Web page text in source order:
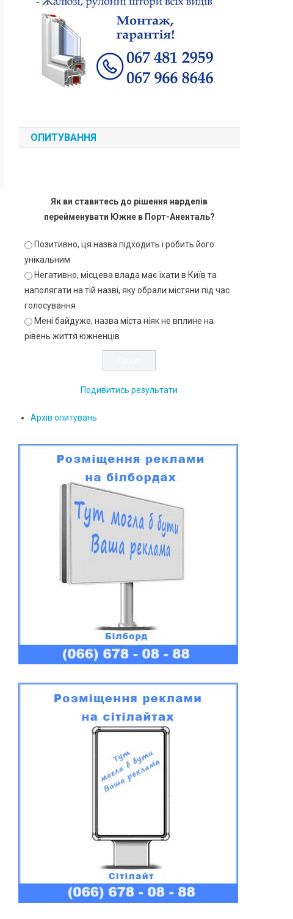
ОПИТУВАННЯ
Як ви ставитесь до рішення нардепів
перейменувати Южне в Порт-Аненталь?
Позитивно, ця назва підходить і робить його
унікальним
Негативно, місцева влада має їхати в Київ та
наполягати на тій назві, яку обрали містяни під час
голосування
Мені байдуже, назва міста ніяк не вплине на
рівень життя южненців
Подивитись результати
Архів опитувань